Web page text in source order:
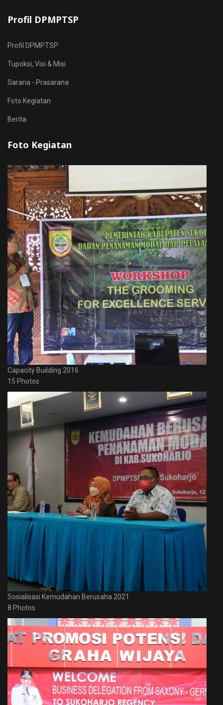
Profil DPMPTSP
Profil DPMPTSP
Tupoksi, Visi & Misi
Sarana - Prasarana
Foto Kegiatan
Berita
Foto Kegiatan
Capacity Building 2016
15 Photos
Sosialisasi Kemudahan Berusaha 2021
8 Photos